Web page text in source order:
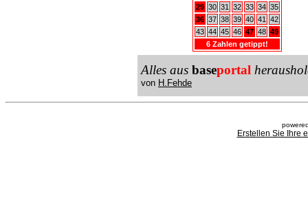
29 30 31 32 33 34 35
36 37 38 39 40 41
42
43 44 45 46 47 48 49
6 Zahlen getippt!
Alles aus baseportal
von H.Fehde
Erstellen Sie Ihre